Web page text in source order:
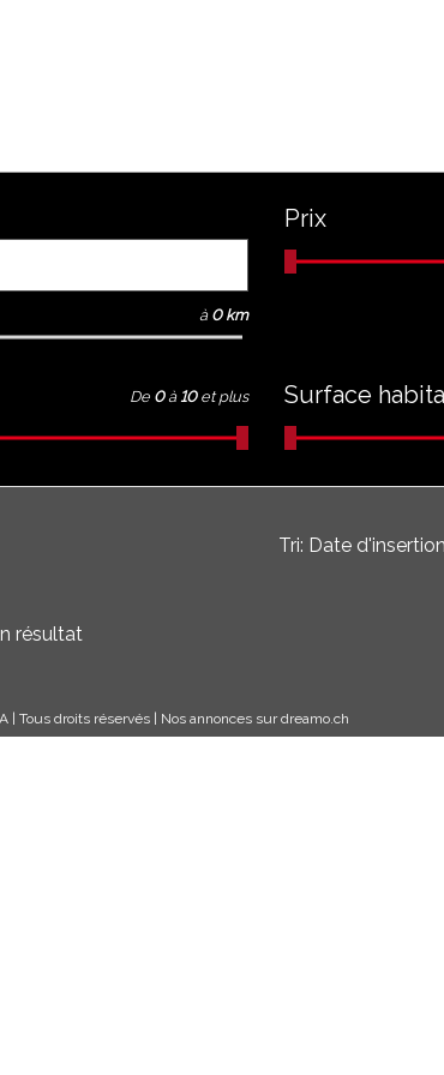
à 0 km
Prix
De 0 à 10 et plus Surface
Tri: Date
résultat
| Tous droits réservés | Nos annonces surdreamo.ch